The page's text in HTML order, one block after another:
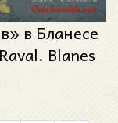
в Бланесе
Blanes